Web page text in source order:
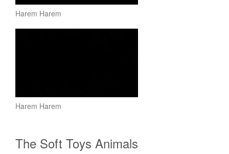
Harem Harem
Harem Harem
The Soft Toys Animals